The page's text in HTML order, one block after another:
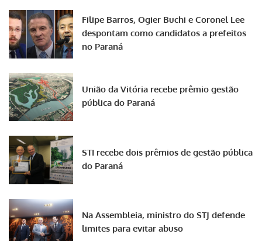
Filipe Barros, Ogier Buchi e Coronel Lee
despontam como candidatos a prefeitos
no Paraná
União da Vitória recebe prêmio gestão
pública do Paraná
STI recebe dois prêmios de gestão pública
do Paraná
Na Assembleia, ministro do STJ defende
limites para evitar abuso